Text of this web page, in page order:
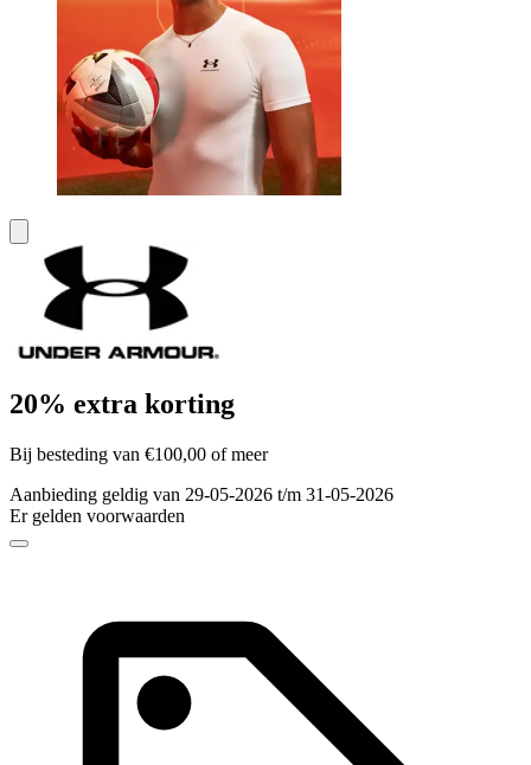
20% extra korting
Bij besteding van €100,00 of meer
Aanbieding geldig van 29-05-2026 t/m 31-05-2026
Er gelden voorwaarden